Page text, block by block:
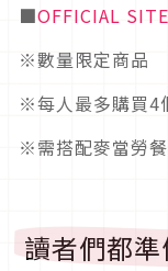
■OFFICIAL SITE
※數量限定商品
※每人最多購買4
※需搭配麥當勞
讀者們都